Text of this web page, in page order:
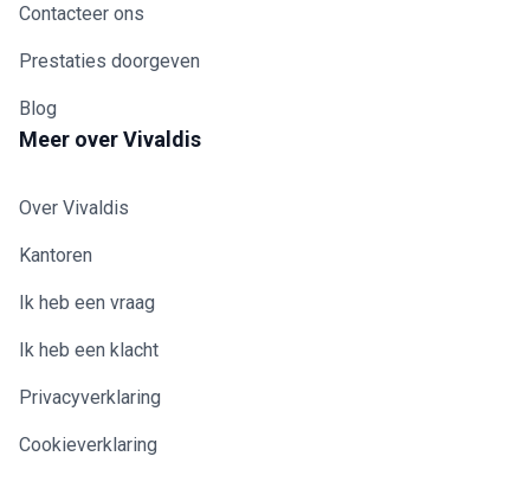
Contacteer ons
Prestaties doorgeven
Blog
Meer over Vivaldis
Over Vivaldis
Kantoren
Ik heb een vraag
Ik heb een klacht
Privacyverklaring
Cookieverklaring